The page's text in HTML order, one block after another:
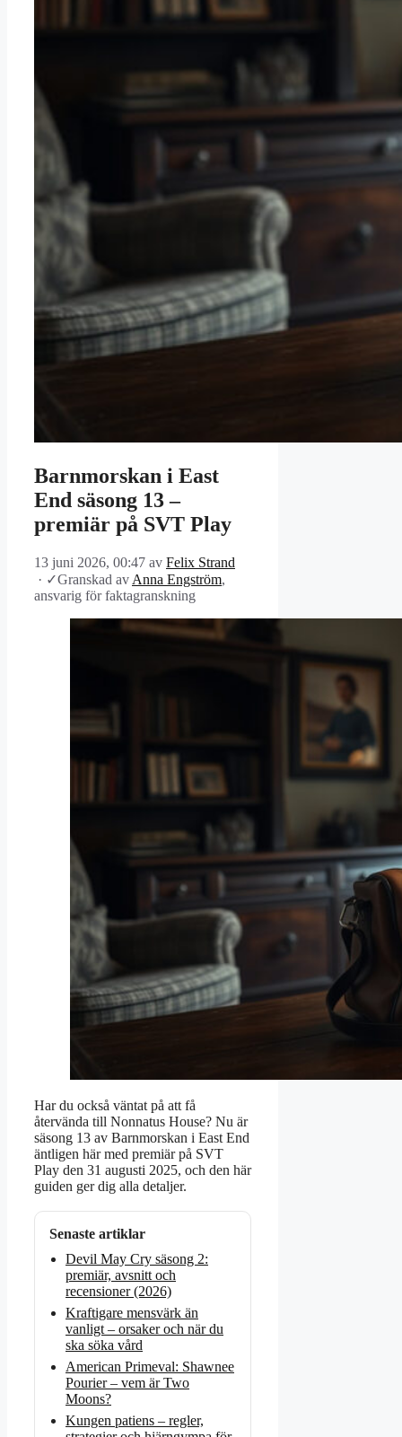
Barnmorskan i East
End säsong 13 –
premiär på SVT Play
13 juni 2026, 00:47 av Felix Strand
· ✓Granskad av Anna Engström,
ansvarig för faktagranskning
Har du också väntat på att få
återvända till Nonnatus House? Nu är
säsong 13 av Barnmorskan i East End
äntligen här med premiär på SVT
Play den 31 augusti 2025, och den här
guiden ger dig alla detaljer.
Senaste artiklar
Devil May Cry säsong 2:
premiär, avsnitt och
recensioner (2026)
Kraftigare mensvärk än
vanligt – orsaker och när du
ska söka vård
American Primeval: Shawnee
Pourier – vem är Two
Moons?
Kungen patiens – regler,